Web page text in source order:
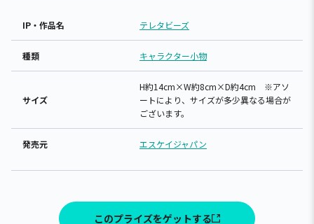
IP・作品名 テレタビーズ
種類 キャラクター小物
サイズ
H約14cm×W約8cm×D約4cm ※アソ
ートにより、サイズが多少異なる場合が
ございます。
発売元 エスケイジャパン
このプライズをゲットする